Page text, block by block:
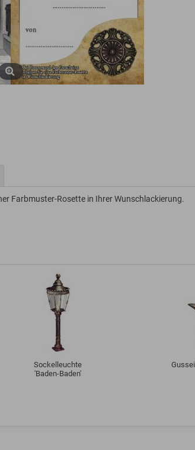
Farbmuster-Rosette in Ihrer Wunschlackierung.
Sockelleuchte
'Baden-Baden'